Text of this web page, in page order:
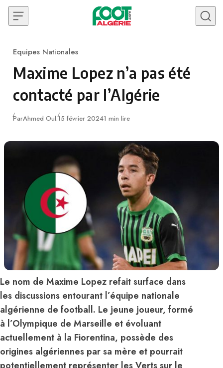
Skip to content
Category
Equipes Nationales
Maxime Lopez n’a pas été
contacté par l’Algérie
ParAhmed Oul.Publié
15 février 20241 min lire
Le nom de Maxime Lopez refait surface dans
les discussions entourant l’équipe nationale
algérienne de football. Le jeune joueur, formé
à l’Olympique de Marseille et évoluant
actuellement à la Fiorentina, possède des
origines algériennes par sa mère et pourrait
potentiellement représenter les Verts sur le